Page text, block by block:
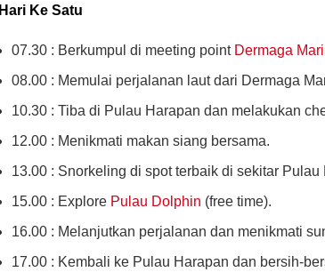
Hari Ke Satu
07.30 : Berkumpul di meeting point Dermaga
08.00 : Memulai perjalanan laut dari Dermaga
10.30 : Tiba di Pulau Harapan dan melakukan
12.00 : Menikmati makan siang bersama.
13.00 : Snorkeling di spot terbaik di sekitar Pulau
15.00 : Explore Pulau Dolphin (free time).
16.00 : Melanjutkan perjalanan dan menikmati
17.00 : Kembali ke Pulau Harapan dan bersih-